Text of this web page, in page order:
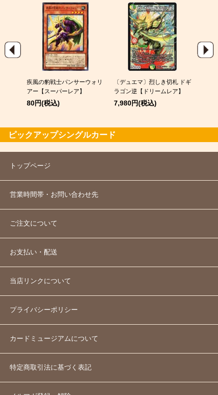
疾風の豹戦士パンサーウォリ
アー【スーパーレア】
80円(税込)
〔デュエマ〕烈しき切札 ドギ
ラゴン逆【ドリームレア】
7,980円(税込)
ピックアップシングルカード
トップページ
営業時間帯・お問い合わせ先
ご注文について
お支払い・配送
当店リンクについて
プライバシーポリシー
カードミュージアムについて
特定商取引法に基づく表記